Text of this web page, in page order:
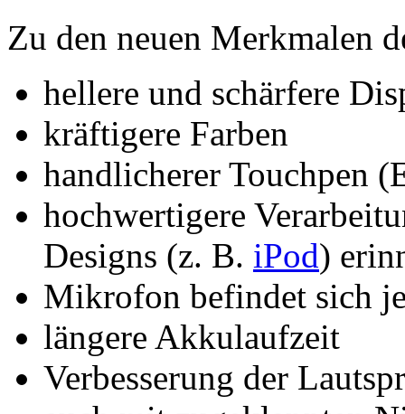
Zu den neuen Merkmalen
hellere und schärfere
kräftigere Farben
handlicherer Touchpen
hochwertigere
Designs (z. B. iPod)
Mikrofon befindet sich
längere Akkulaufzeit
Verbesserung der